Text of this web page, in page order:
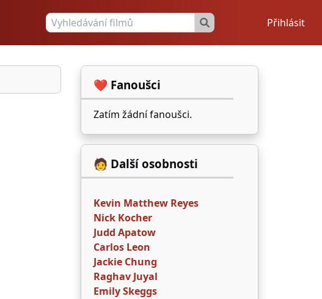
Přihlásit
❤️ Fanoušci
Zatím žádní fanoušci.
🧑 Další osobnosti
Kevin Matthew Reyes
Nick Kocher
Judd Apatow
Carlos Leon
Jackie Chung
Raghav Juyal
Emily Skeggs